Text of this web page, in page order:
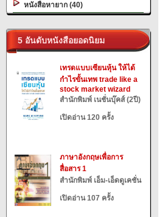
หนังสือหายาก (40)
5 อันดับหนังสือยอดนิยม
เทรดแบบเซียนหุ้น ให้ได้
กำไรขั้นเทพ trade like a
stock market wizard
สำนักพิมพ์ เนชั่นบุ๊คส์ (2ปี)
เปิดอ่าน 120 ครั้ง
ภาษาอังกฤษเพื่อการ
สื่อสาร 1
สำนักพิมพ์ เอ็ม-เอ็ดดูเคชั่น
เปิดอ่าน 107 ครั้ง